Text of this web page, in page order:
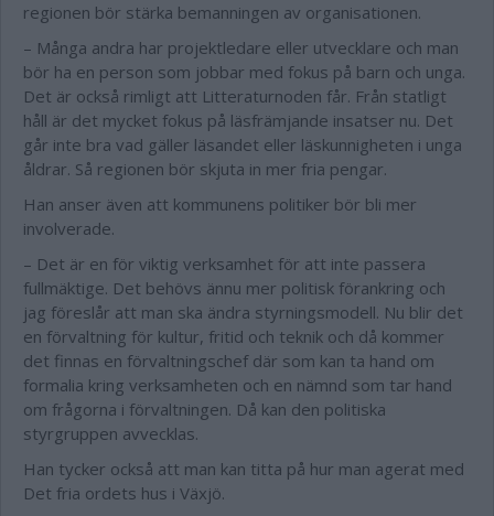
regionen bör stärka bemanningen av organisationen.
– Många andra har projektledare eller utvecklare och man
bör ha en person som jobbar med fokus på barn och unga.
Det är också rimligt att Litteraturnoden får. Från statligt
håll är det mycket fokus på läsfrämjande insatser nu. Det
går inte bra vad gäller läsandet eller läskunnigheten i unga
åldrar. Så regionen bör skjuta in mer fria pengar.
Han anser även att kommunens politiker bör bli mer
involverade.
– Det är en för viktig verksamhet för att inte passera
fullmäktige. Det behövs ännu mer politisk förankring och
jag föreslår att man ska ändra styrningsmodell. Nu blir det
en förvaltning för kultur, fritid och teknik och då kommer
det finnas en förvaltningschef där som kan ta hand om
formalia kring verksamheten och en nämnd som tar hand
om frågorna i förvaltningen. Då kan den politiska
styrgruppen avvecklas.
Han tycker också att man kan titta på hur man agerat med
Det fria ordets hus i Växjö.